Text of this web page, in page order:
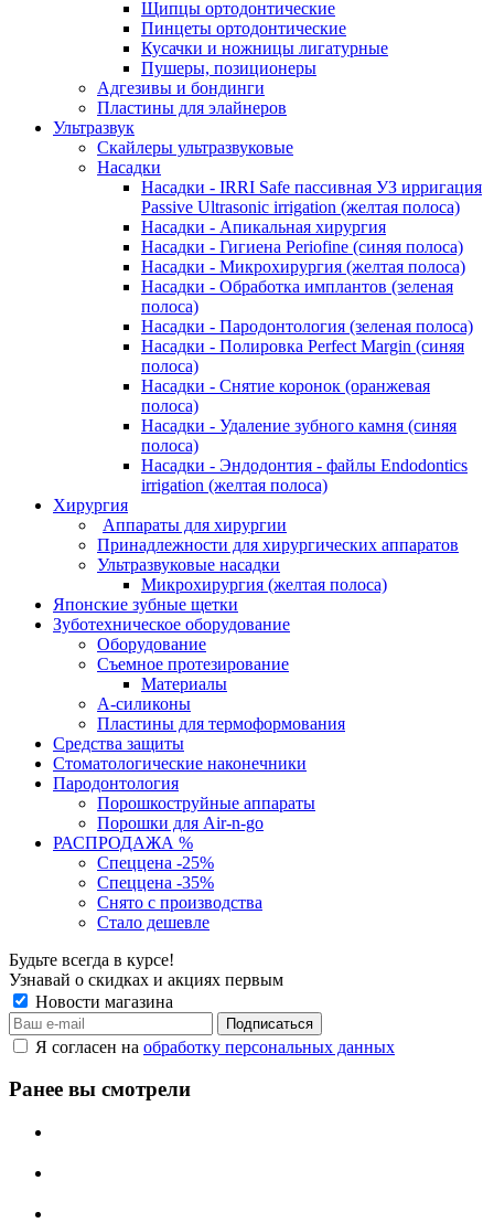
Щипцы ортодонтические
Пинцеты ортодонтические
Кусачки и ножницы лигатурные
Пушеры, позиционеры
Адгезивы и бондинги
Пластины для элайнеров
Ультразвук
Скайлеры ультразвуковые
Насадки
Насадки - IRRI Safe пассивная УЗ ирригация
Passive Ultrasonic irrigation (желтая полоса)
Насадки - Апикальная хирургия
Насадки - Гигиена Periofine (синяя полоса)
Насадки - Микрохирургия (желтая полоса)
Насадки - Обработка имплантов (зеленая
полоса)
Насадки - Пародонтология (зеленая полоса)
Насадки - Полировка Perfect Margin (синяя
полоса)
Насадки - Снятие коронок (оранжевая
полоса)
Насадки - Удаление зубного камня (синяя
полоса)
Насадки - Эндодонтия - файлы Endodontics
irrigation (желтая полоса)
Хирургия
Аппараты для хирургии
Принадлежности для хирургических аппаратов
Ультразвуковые насадки
Микрохирургия (желтая полоса)
Японские зубные щетки
Зуботехническое оборудование
Оборудование
Съемное протезирование
Материалы
А-силиконы
Пластины для термоформования
Средства защиты
Стоматологические наконечники
Пародонтология
Порошкоструйные аппараты
Порошки для Air-n-go
РАСПРОДАЖА %
Спеццена -25%
Спеццена -35%
Снято с производства
Стало дешевле
Будьте всегда в курсе!
Узнавай о скидках и акциях первым
Новости магазина
Я согласен на обработку персональных данных
Ранее вы смотрели